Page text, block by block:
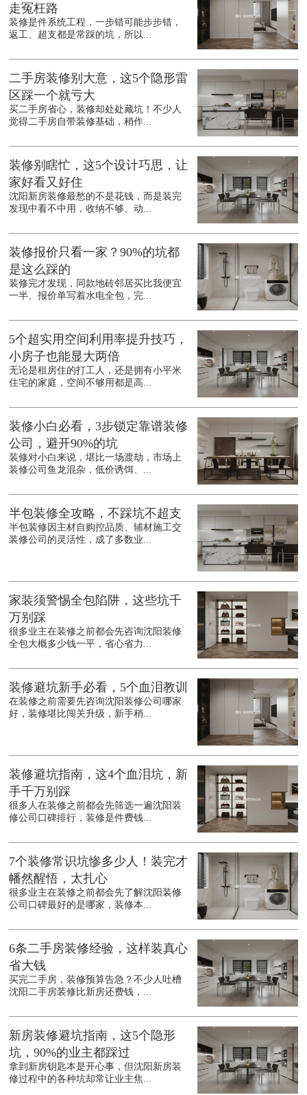
走冤枉路
装修是件系统工程，一步错可能步步错，
返工、超支都是常踩的坑，所以...
二手房装修别大意，这5个隐形雷
区踩一个就亏大
买二手房省心，装修却处处藏坑！不少人
觉得二手房自带装修基础，稍作...
装修别瞎忙，这5个设计巧思，让
家好看又好住
沈阳新房装修最愁的不是花钱，而是装完
发现中看不中用，收纳不够、动...
装修报价只看一家？90%的坑都
是这么踩的
装修完才发现，同款地砖邻居买比我便宜
一半、报价单写着水电全包，完...
5个超实用空间利用率提升技巧，
小房子也能显大两倍
无论是租房住的打工人，还是拥有小平米
住宅的家庭，空间不够用都是高...
装修小白必看，3步锁定靠谱装修
公司，避开90%的坑
装修对小白来说，堪比一场渡劫，市场上
装修公司鱼龙混杂，低价诱饵、...
半包装修全攻略，不踩坑不超支
半包装修因主材自购控品质、辅材施工交
装修公司的灵活性，成了多数业...
家装须警惕全包陷阱，这些坑千
万别踩
很多业主在装修之前都会先咨询沈阳装修
全包大概多少钱一平，省心省力...
装修避坑新手必看，5个血泪教训
在装修之前需要先咨询沈阳装修公司哪家
好，装修堪比闯关升级，新手稍...
装修避坑指南，这4个血泪坑，新
手千万别踩
很多人在装修之前都会先筛选一遍沈阳装
修公司口碑排行，装修是件费钱...
7个装修常识坑惨多少人！装完才
幡然醒悟，太扎心
很多业主在装修之前都会先了解沈阳装修
公司口碑最好的是哪家，装修本...
6条二手房装修经验，这样装真心
省大钱
买完二手房，装修预算告急？不少人吐槽
沈阳二手房装修比新房还费钱，...
新房装修避坑指南，这5个隐形
坑，90%的业主都踩过
拿到新房钥匙本是开心事，但沈阳新房装
修过程中的各种坑却常让业主焦...